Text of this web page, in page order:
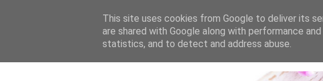
ÜBER MICH KOOPERATION
This site uses cookies from Google to deliver its
are shared with Google along with performance
statistics, and to detect and address abuse.